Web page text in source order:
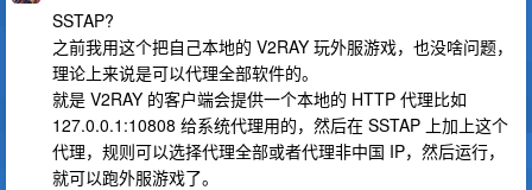
SSTAP?
之前我用这个把自己本地的 V2RAY 玩外服游戏，也没啥问题，
理论上来说是可以代理全部软件的。
就是 V2RAY 的客户端会提供一个本地的 HTTP 代理比如
127.0.0.1:10808 给系统代理用的，然后在 SSTAP 上加上这个
代理，规则可以选择代理全部或者代理非中国 IP，然后运行，
就可以跑外服游戏了。